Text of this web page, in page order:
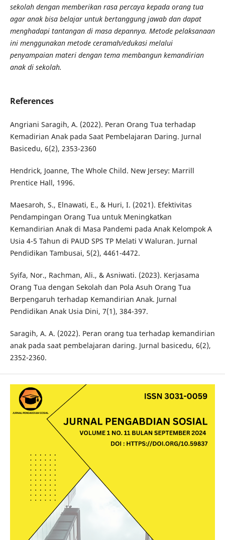
sekolah dengan memberikan rasa percaya kepada orang tua
agar anak bisa belajar untuk bertanggung jawab dan dapat
menghadapi tantangan di masa depannya. Metode pelaksanaan
ini menggunakan metode ceramah/edukasi melalui
penyampaian materi dengan tema membangun kemandirian
anak di sekolah.
References
Angriani Saragih, A. (2022). Peran Orang Tua terhadap
Kemadirian Anak pada Saat Pembelajaran Daring. Jurnal
Basicedu, 6(2), 2353-2360
Hendrick, Joanne, The Whole Child. New Jersey: Marrill
Prentice Hall, 1996.
Maesaroh, S., Elnawati, E., & Huri, I. (2021). Efektivitas
Pendampingan Orang Tua untuk Meningkatkan
Kemandirian Anak di Masa Pandemi pada Anak Kelompok A
Usia 4-5 Tahun di PAUD SPS TP Melati V Waluran. Jurnal
Pendidikan Tambusai, 5(2), 4461-4472.
Syifa, Nor., Rachman, Ali., & Asniwati. (2023). Kerjasama
Orang Tua dengan Sekolah dan Pola Asuh Orang Tua
Berpengaruh terhadap Kemandirian Anak. Jurnal
Pendidikan Anak Usia Dini, 7(1), 384-397.
Saragih, A. A. (2022). Peran orang tua terhadap kemandirian
anak pada saat pembelajaran daring. Jurnal basicedu, 6(2),
2352-2360.